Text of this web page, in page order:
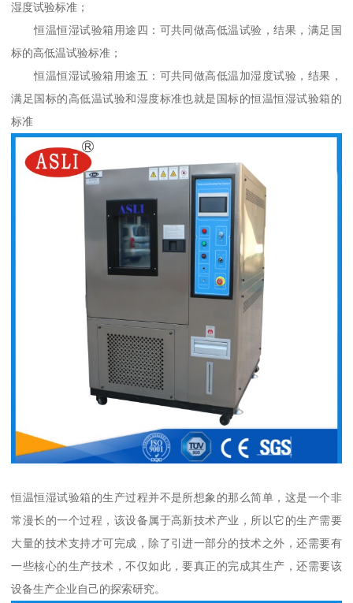
湿度试验标准；
恒温恒湿试验箱用途四：可共同做高低温试验，结果，满足国
标的高低温试验标准；
恒温恒湿试验箱用途五：可共同做高低温加湿度试验，结果，
满足国标的高低温试验和湿度标准也就是国标的恒温恒湿试验箱的
标准
恒温恒湿试验箱的生产过程并不是所想象的那么简单，这是一个非
常漫长的一个过程，该设备属于高新技术产业，所以它的生产需要
大量的技术支持才可完成，除了引进一部分的技术之外，还需要有
一些核心的生产技术，不仅如此，要真正的完成其生产，还需要该
设备生产企业自己的探索研究。